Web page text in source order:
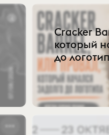
Cracker
который
до